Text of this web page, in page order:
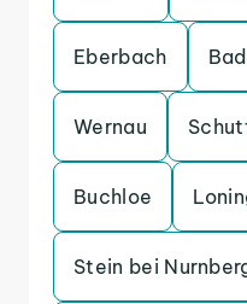
Eberbach
Wernau
Buchloe
Stein bei